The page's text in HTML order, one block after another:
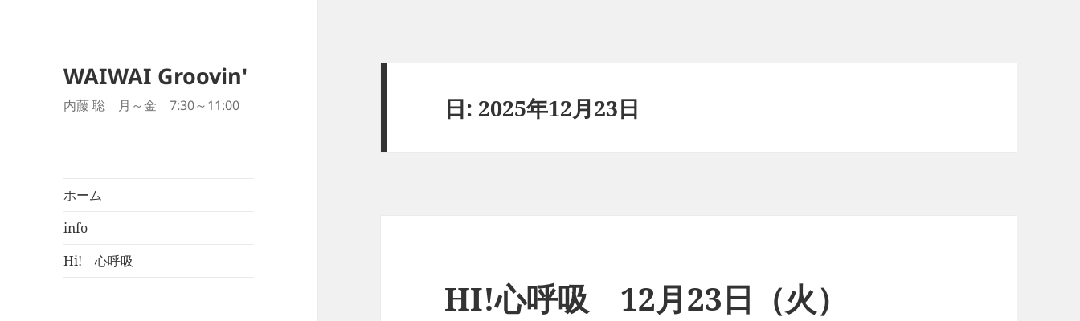
WAIWAI Groovin'
内藤 聡 月～金 7:30～11:00
ホーム
info
Hi! 心呼吸
日: 2025年12月23日
HI!心呼吸 12月23日（火）